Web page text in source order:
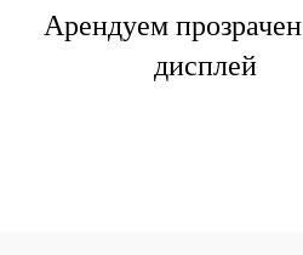
Арендуем
дисплей